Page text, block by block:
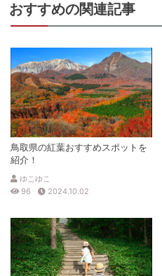
おすすめの関連記事
鳥取県の紅葉おすすめスポットを
紹介！
ゆこゆこ
96
2024.10.02